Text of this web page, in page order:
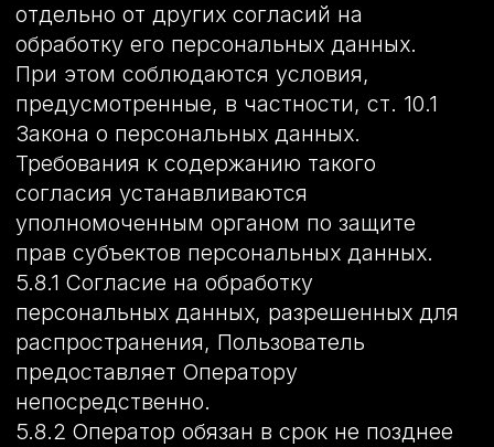
специальных предложениях».
7.3. Обезличенные данные
Пользователей, собираемые с помощью
сервисов интернет-статистики, служат
для сбора информации о действиях
Пользователей на сайте, улучшения
качества сайта и его содержания.
8. Правовые основания обработки
персональных данных
8.1. Правовыми основаниями обработки
персональных данных Оператором
являются:
– перечислите нормативно-правовые
акты, регулирующие отношения,
связанные с вашей деятельностью,
например, если ваша деятельность
связана с информационными
технологиями, в частности с созданием
сайтов, то здесь можно указать
Федеральный закон "Об информации,
информационных технологиях и о защите